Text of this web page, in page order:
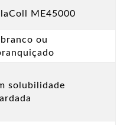
ME45000
ou
solubilidade